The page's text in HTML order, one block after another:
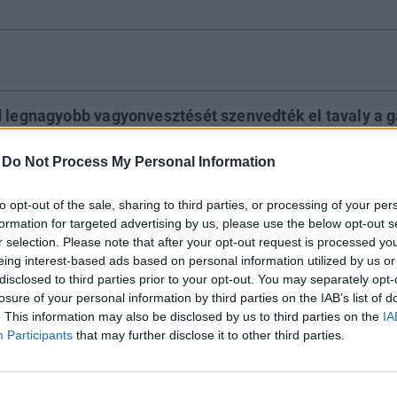
Do Not Process My Personal Information
opt-out of the sale, sharing to third parties, or processing of your
for targeted advertising by us, please use the below opt-out
selection. Please note that after your opt-out request is processed
interest-based ads based on personal information utilized by us
to third parties prior to your opt-out. You may separately
of your personal information by third parties on the IAB’s list of
This information may also be disclosed by us to third parties on the
Participants that may further disclose it to other third parties.
vagyonvesztését szenvedték el tavaly a
száma esett vissza leginkább, ezzel párhuzamosan
vagyonszegmensnek teremt lehetőséget a
legnagyobb vagyonvesztése
nek a gazdagok vagyona szempontjából is: míg
válságok, piaci visszaesések és megugró infláció
vagyonosabb rétegének a vagyona. Mindennek az lett